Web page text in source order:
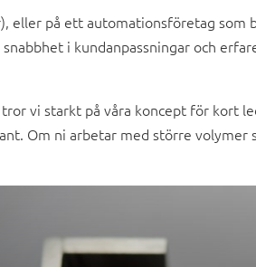
på ett automationsföretag som
i kundanpassningar och
vi starkt på våra koncept för kort
Om ni arbetar med större volymer